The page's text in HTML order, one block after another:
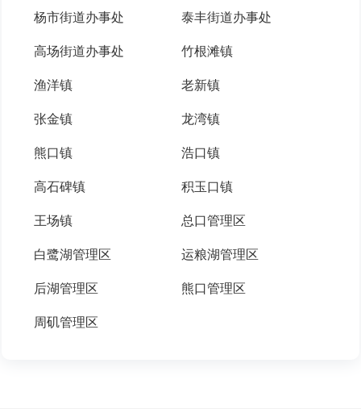
杨市街道办事处 泰丰街道办事处
高场街道办事处 竹根滩镇
渔洋镇 老新镇
张金镇 龙湾镇
熊口镇 浩口镇
高石碑镇 积玉口镇
王场镇 总口管理区
白鹭湖管理区 运粮湖管理区
后湖管理区 熊口管理区
周矶管理区